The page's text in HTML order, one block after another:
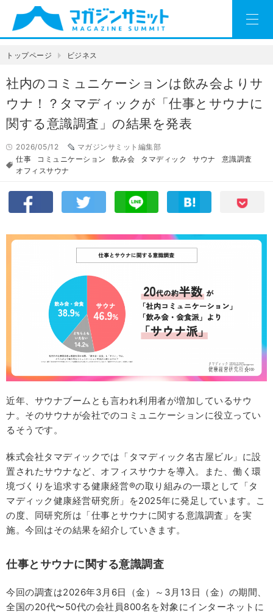
トップページ ビジネス
社内のコミュニケーションは飲み会よりサ
ウナ！？タマディックが「仕事とサウナに
関する意識調査」の結果を発表
2026/05/12
マガジンサミット編集部
仕事
コミュニケーション 飲み会 タマディック サウナ
意識調査
オフィスサウナ
近年、サウナブームとも言われ利用者が増加しているサウ
ナ。そのサウナが会社でのコミュニケーションに役立ってい
るそうです。
株式会社タマディックでは「タマディック名古屋ビル」に設
置されたサウナなど、オフィスサウナを導入。また、働く環
境づくりを追求する健康経営®の取り組みの一環として「タ
マディック健康経営研究所」を2025年に発足しています。こ
の度、同研究所は「仕事とサウナに関する意識調査」を実
施。今回はその結果を紹介していきます。
仕事とサウナに関する意識調査
今回の調査は2026年3月6日（金）～3月13日（金）の期間、
全国の20代〜50代の会社員800名を対象にインターネットに